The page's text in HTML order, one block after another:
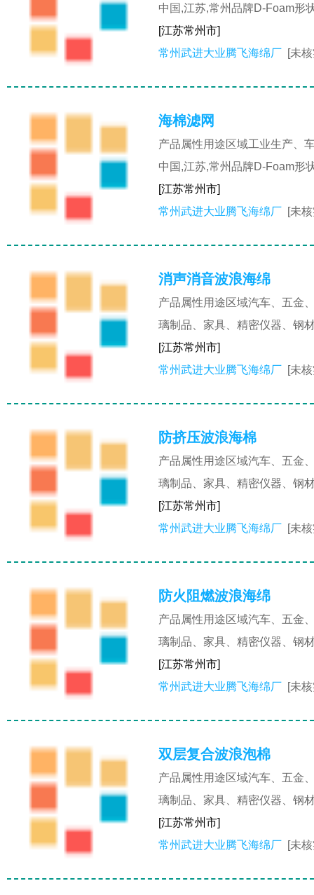
中国,江苏,常州品牌D-Foam形
[江苏常州市]
常州武进大业腾飞海绵厂 [未
海棉滤网
产品属性用途区域工业生产、
中国,江苏,常州品牌D-Foam形
[江苏常州市]
常州武进大业腾飞海绵厂 [未
消声消音波浪海绵
产品属性用途区域汽车、五金
璃制品、家具、精密仪器、钢
[江苏常州市]
常州武进大业腾飞海绵厂 [未
防挤压波浪海棉
产品属性用途区域汽车、五金
璃制品、家具、精密仪器、钢
[江苏常州市]
常州武进大业腾飞海绵厂 [未
防火阻燃波浪海绵
产品属性用途区域汽车、五金
璃制品、家具、精密仪器、钢
[江苏常州市]
常州武进大业腾飞海绵厂 [未
双层复合波浪泡棉
产品属性用途区域汽车、五金
璃制品、家具、精密仪器、钢
[江苏常州市]
常州武进大业腾飞海绵厂 [未